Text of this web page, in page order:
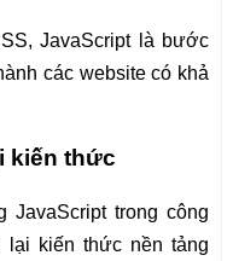
JavaScript là bước
các website có khả
kiến thức
JavaScript trong công
lại kiến thức nền tảng